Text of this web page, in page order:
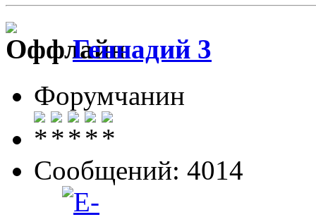
Геннадий 3
Форумчанин
Сообщений: 4014